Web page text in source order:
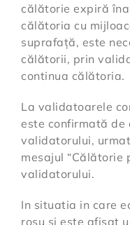
călătorie expiră
călătoria cu
suprafață, este
călătorii, prin
continua călătoria.
La validatoarele
este confirmată de
validatorului,
mesajul “Călătorie
validatorului.
In situatia in care
roșu și este afișat